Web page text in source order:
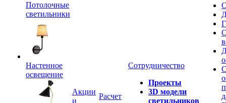
Потолочные
светильники
Настенное
освещение
Акции
и
Расчет
Сотрудничество
Проекты
3D модели
светильников